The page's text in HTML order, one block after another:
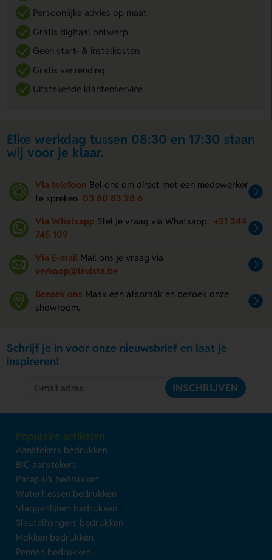
Persoonlijke advies op maat
Gratis digitaal ontwerp
Geen start- & instelkosten
Gratis verzending
Uitstekende klantenservice
Elke werkdag tussen 08:30 en 17:30 staan
wij voor je klaar.
Via telefoon Bel ons om direct met een medewerker
te spreken 03 80 83 28 6
Via Whatsapp Stel je vraag via Whatsapp. +31 344
745 109
Via E-mail Mail ons je vraag via
verkoop@lavista.be
Bezoek ons Maak een afspraak en bezoek onze
showroom.
Schrijf je in voor onze nieuwsbrief en laat je
inspireren!
INSCHRIJVEN
Populaire artikelen
Aanstekers bedrukken
BIC aanstekers
Paraplu's bedrukken
Waterflessen bedrukken
Vlaggenlijnen bedrukken
Sleutelhangers bedrukken
Mokken bedrukken
Pennen bedrukken